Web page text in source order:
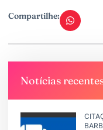
Compartilhe:
Notícias